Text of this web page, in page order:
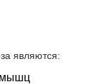
являются:
мышц